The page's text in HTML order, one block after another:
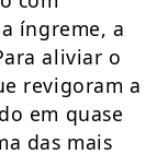
íngreme, a
aliviar o
revigoram a
em quase
das mais